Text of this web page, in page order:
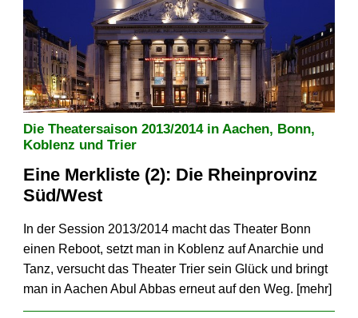
Die Theatersaison 2013/2014 in Aachen, Bonn,
Koblenz und Trier
Eine Merkliste (2): Die Rheinprovinz
Süd/West
In der Session 2013/2014 macht das Theater Bonn
einen Reboot, setzt man in Koblenz auf Anarchie und
Tanz, versucht das Theater Trier sein Glück und bringt
man in Aachen Abul Abbas erneut auf den Weg. [mehr]